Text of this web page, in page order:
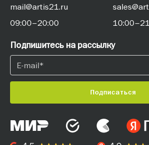
mail@artis21.ru
09:00–20:00
Подпишитесь на рассылку
Подписаться